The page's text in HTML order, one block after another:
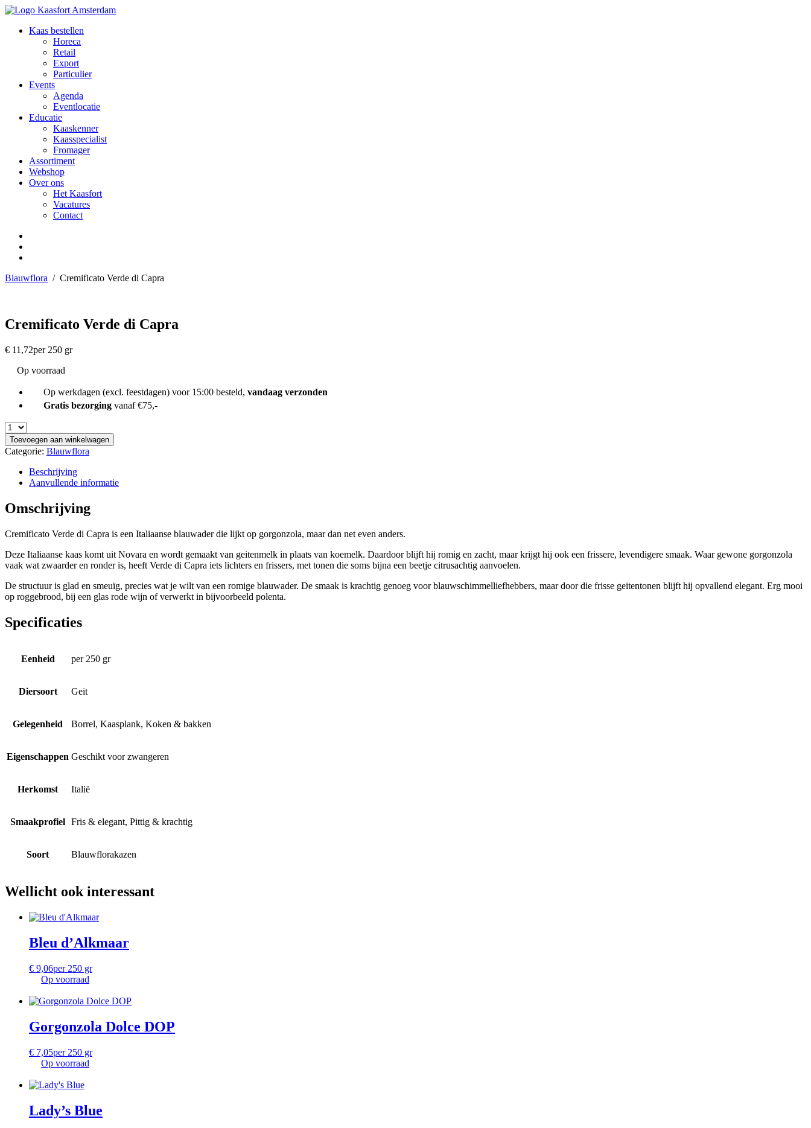
Kaas bestellen
Horeca
Retail
Export
Particulier
Events
Agenda
Eventlocatie
Educatie
Kaaskenner
Kaasspecialist
Fromager
Assortiment
Webshop
Over ons
Het Kaasfort
Vacatures
Contact
Blauwflora /Cremificato Verde di Capra
Cremificato Verde di Capra
€ 11,72per 250 gr
Op voorraad
Op werkdagen (excl. feestdagen) voor 15:00 besteld, vandaag verzonden
Gratis bezorging vanaf €75,-
Toevoegen aan winkelwagen
Categorie: Blauwflora
Beschrijving
Aanvullende informatie
Omschrijving
Cremificato Verde di Capra is een Italiaanse blauwader die lijkt op gorgonzola, maar dan net even anders.
Deze Italiaanse kaas komt uit Novara en wordt gemaakt van geitenmelk in plaats van koemelk. Daardoor blijft hij romig en zacht, maar krijgt hij ook een frissere, levendigere smaak. Waar gewone gorgonzola
vaak wat zwaarder en ronder is, heeft Verde di Capra iets lichters en frissers, met tonen die soms bijna een beetje citrusachtig aanvoelen.
De structuur is glad en smeuïg, precies wat je wilt van een romige blauwader. De smaak is krachtig genoeg voor blauwschimmelliefhebbers, maar door die frisse geitentonen blijft hij opvallend elegant. Erg mooi
op roggebrood, bij een glas rode wijn of verwerkt in bijvoorbeeld polenta.
Specificaties
Eenheid per 250 gr
Diersoort Geit
Gelegenheid Borrel, Kaasplank, Koken & bakken
Eigenschappen Geschikt voor zwangeren
Herkomst Italië
Smaakprofiel Fris & elegant, Pittig & krachtig
Soort Blauwflorakazen
Wellicht ook interessant
Bleu d’Alkmaar
€ 9,06per 250 gr
Op voorraad
Gorgonzola Dolce DOP
€ 7,05per 250 gr
Op voorraad
Lady’s Blue